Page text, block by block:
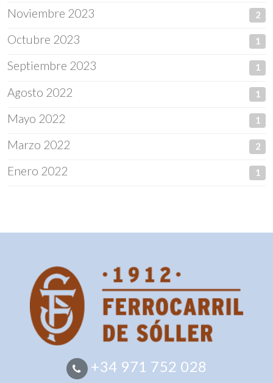
Noviembre 2023 2
Octubre 2023 1
Septiembre 2023 1
Agosto 2022 1
Mayo 2022 1
Marzo 2022 2
Enero 2022 1
+34 971 752 028